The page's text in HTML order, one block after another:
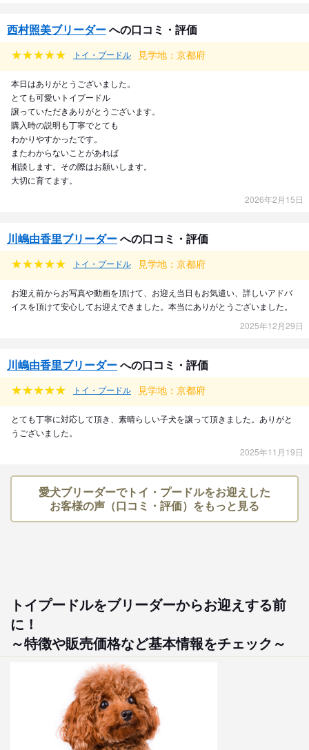
西村照美ブリーダーへの口コミ・評価
トイ・プードル 見学地：京都府
本日はありがとうございました。
とても可愛いトイプードル
譲っていただきありがとうございます。
購入時の説明も丁寧でとても
わかりやすかったです。
またわからないことがあれば
相談します。その際はお願いします。
大切に育てます。
2026年2月15日
川嶋由香里ブリーダーへの口コミ・評価
トイ・プードル 見学地：京都府
お迎え前からお写真や動画を頂けて、お迎え当日もお気遣い、詳しいアドバ
イスを頂けて安心してお迎えできました。本当にありがとうございました。
2025年12月29日
川嶋由香里ブリーダーへの口コミ・評価
トイ・プードル 見学地：京都府
とても丁寧に対応して頂き、素晴らしい子犬を譲って頂きました。ありがと
うございました。
2025年11月19日
愛犬ブリーダーでトイ・プードルをお迎えした
お客様の声（口コミ・評価）をもっと見る
トイプードルをブリーダーからお迎えする前
に！
～特徴や販売価格など基本情報をチェック～